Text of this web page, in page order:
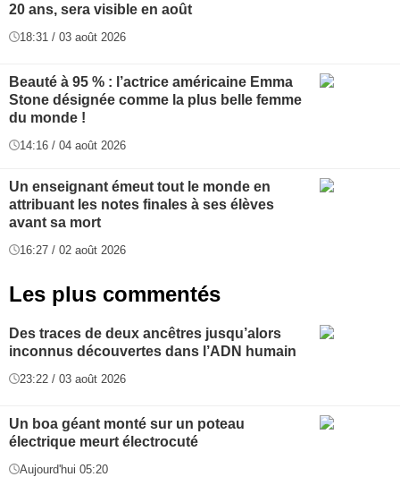
20 ans, sera visible en août
18:31 / 03 août 2026
Beauté à 95 % : l’actrice américaine Emma
Stone désignée comme la plus belle femme
du monde !
14:16 / 04 août 2026
Un enseignant émeut tout le monde en
attribuant les notes finales à ses élèves
avant sa mort
16:27 / 02 août 2026
Les plus commentés
Des traces de deux ancêtres jusqu’alors
inconnus découvertes dans l’ADN humain
23:22 / 03 août 2026
Un boa géant monté sur un poteau
électrique meurt électrocuté
Aujourd'hui 05:20